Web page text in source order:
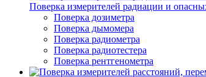
Поверка измерителей радиации и
Поверка дозиметра
Поверка дымомера
Поверка радиометра
Поверка радиотестера
Поверка рентгенометра